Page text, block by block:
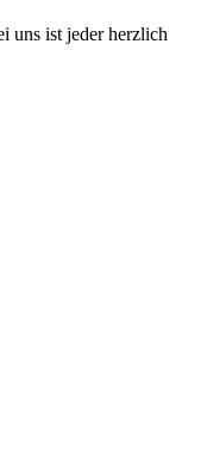
uns ist jeder herzlich